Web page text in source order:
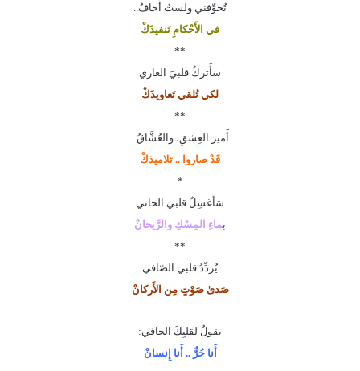
تُخوِّفني ولستُ أَخافُ..
في الأَحْكامِ تَنفيذَكْ
**
سَأَتركُ قلبيَ العاري
لكي تُلقي تَعاويذَكْ
**
أَميرَ العِشقِ، والعُشَّاقُ..
قَدْ صاروا .. تلاميذكْ
*
سَأَغسِلُ قلبيَ الحاني
بماءِ المِسْكِ والرَّيحانْ
**
يُردِّدُ قلبيَ الصّافي
صَدىٰ صَوْتٍ مِن الأَركانْ
يقولُ لقَلبِكَ الجافي:
أَنا حُرٌّ .. أَنا إِنسانْ